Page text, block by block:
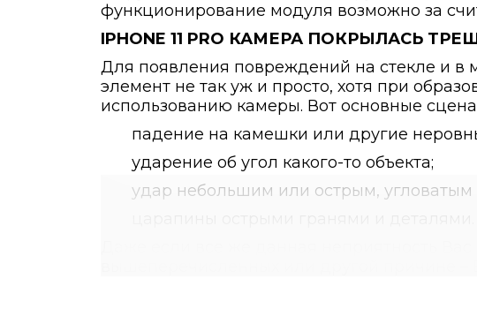
функционирование модуля возможно за
IPHONE 11 PRO КАМЕРА ПОКРЫЛАСЬ
Для появления повреждений на стекле и в
элемент не так уж и просто, хотя при
использованию камеры. Вот основные
падение на камешки или другие
ударение об угол какого-то объекта;
удар небольшим или острым,
Даже если все же данная неприятность